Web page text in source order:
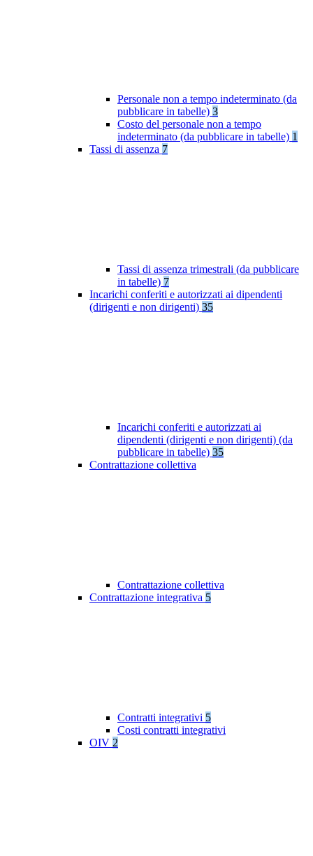
Personale non a tempo indeterminato (da
pubblicare in tabelle) 3
Costo del personale non a tempo
indeterminato (da pubblicare in tabelle) 1
Tassi di assenza 7
Tassi di assenza trimestrali (da pubblicare
in tabelle) 7
Incarichi conferiti e autorizzati ai dipendenti
(dirigenti e non dirigenti) 35
Incarichi conferiti e autorizzati ai
dipendenti (dirigenti e non dirigenti) (da
pubblicare in tabelle) 35
Contrattazione collettiva
Contrattazione collettiva
Contrattazione integrativa 5
Contratti integrativi 5
Costi contratti integrativi
OIV 2